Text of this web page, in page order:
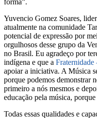
Yuvencio Gomez Soares,
atualmente na comunidade
potencial de expressão por
orgulhosos desse grupo da
no Brasil. Eu agradeço por
indígena e que a
apoiar a iniciativa. A Música
porque podemos demonstrar
primeiro a nós mesmos e
educação pela música,
Todas essas qualidades e